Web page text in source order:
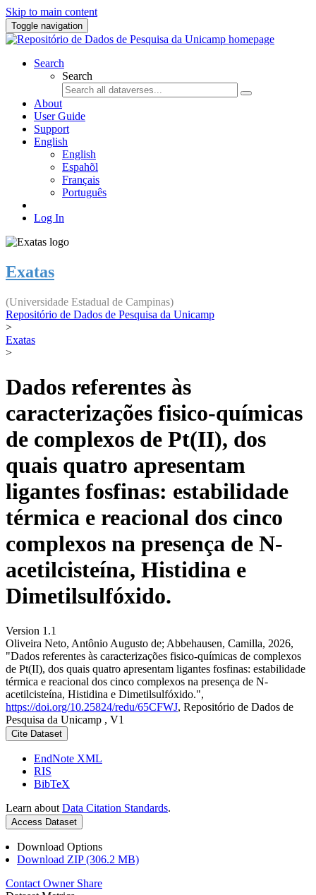
Skip to main content
Toggle navigation
Search
Search
About
User Guide
Support
English
English
Espahõl
Français
Português
Log In
Exatas
(Universidade Estadual de Campinas)
Repositório de Dados de Pesquisa da Unicamp
>
Exatas
>
Dados referentes às
caracterizações fisico-químicas
de complexos de Pt(II), dos
quais quatro apresentam
ligantes fosfinas: estabilidade
térmica e reacional dos cinco
complexos na presença de N-
acetilcisteína, Histidina e
Dimetilsulfóxido.
Version 1.1
Oliveira Neto, Antônio Augusto de; Abbehausen, Camilla, 2026,
"Dados referentes às caracterizações fisico-químicas de complexos
de Pt(II), dos quais quatro apresentam ligantes fosfinas: estabilidade
térmica e reacional dos cinco complexos na presença de N-
acetilcisteína, Histidina e Dimetilsulfóxido.",
https://doi.org/10.25824/redu/65CFWJ, Repositório de Dados de
Pesquisa da Unicamp , V1
Cite Dataset
EndNote XML
RIS
BibTeX
Learn about Data Citation Standards.
Access Dataset
Download Options
Download ZIP (306.2 MB)
Contact Owner Share